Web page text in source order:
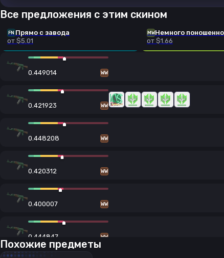
Все предложения с этим скином
FN Прямо с завода
от $5.01
MWНемного
от $1.66
0.449014 WW
0.421923 WW
0.448208 WW
0.420312 WW
0.400007 WW
0.444847 WW
Похожие предметы